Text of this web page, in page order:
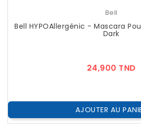
Bell
Bell HYPOAllergénic - Mascara
Dark
24,900 TND
AJOUTER AU